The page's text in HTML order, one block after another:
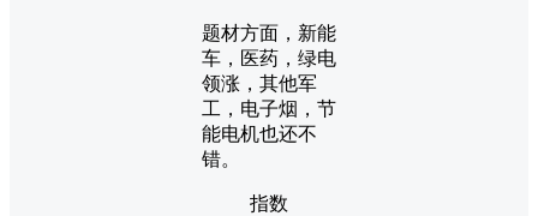
题材方面，新能
车，医药，绿电
领涨，其他军
工，电子烟，节
能电机也还不
错。
指数